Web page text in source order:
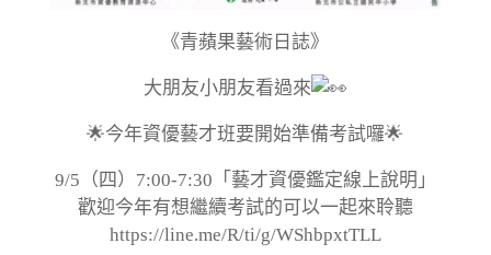
《青蘋果藝術日誌》
大朋友小朋友看過來
🌟今年資優藝才班要開始準備考試囉🌟
9/5（四）7:00-7:30「藝才資優鑑定線上說明」
歡迎今年有想繼續考試的可以一起來聆聽
https://line.me/R/ti/g/WShbpxtTLL